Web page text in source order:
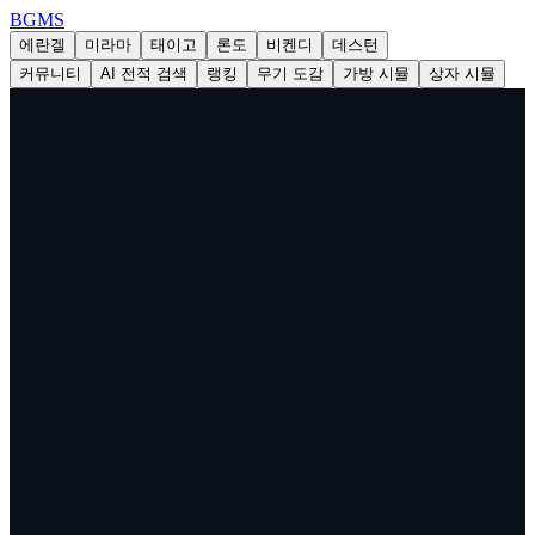
BGMS
에란겔 미라마 태이고 론도 비켄디
데스턴
커뮤니티
AI 전적 검색 랭킹 무기 도감 가방 시뮬 상자 시뮬